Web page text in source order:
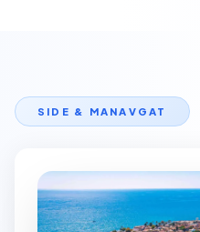
SIDE & MANAVGAT